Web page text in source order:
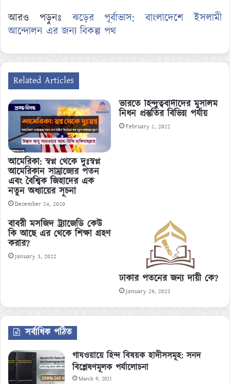
আরও পড়ুনঃ ঝড়ের পূর্বাভাস: বাংলাদেশে ইসলামী
আন্দোলন এর জন্য বিকল্প পথ
Related Articles
আমেরিকা: স্বপ্ন থেকে দুঃস্বপ্ন
আমেরিকান সাম্রাজ্যের পতন
এবং বৈশ্বিক জিহাদের এক
নতুন অধ্যায়ের সূচনা
December 24, 2020
ভারতে হিন্দুত্ববাদীদের মুসলিম
নিধন প্রস্তুতির বিভিন্ন পর্যায়
February 1, 2022
বাবরী মসজিদ ট্র্যাজেডি কেউ
কি আছে এর থেকে শিক্ষা গ্রহণ
করার?
January 3, 2022
ঢাকার পতনের জন্য দায়ী কে?
January 29, 2023
সর্বাধিক পঠিত
গাযওয়ায়ে হিন্দ বিষয়ক হাদীসসমূহ: সনদ
বিশ্লেষণমূলক পর্যালোচনা
March 9, 2021